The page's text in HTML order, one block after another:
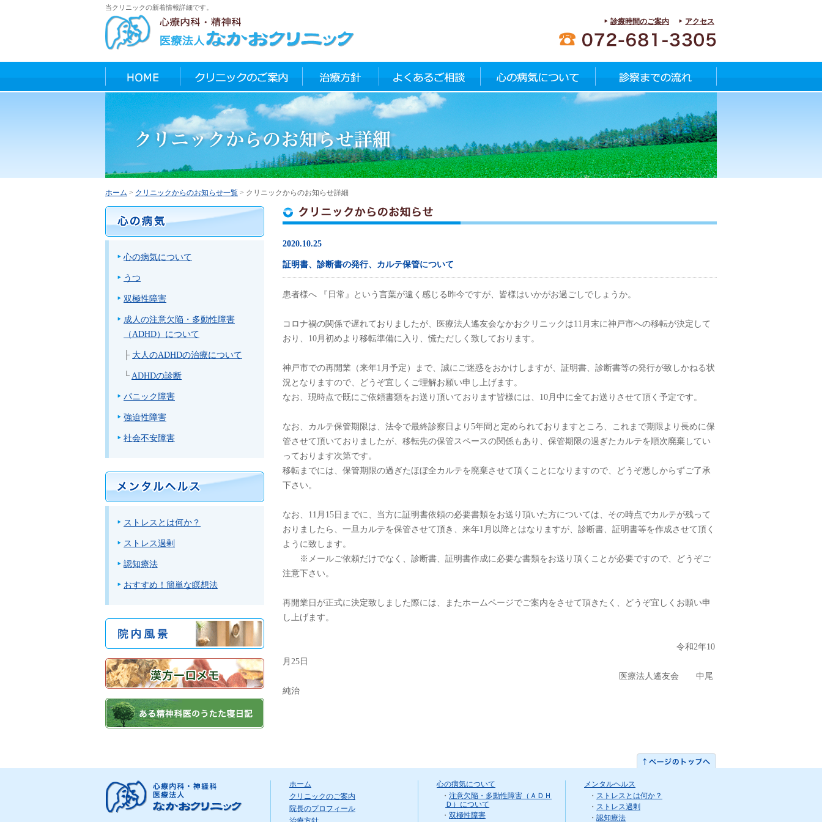
当クリニックの新着情報詳細です。
診療時間のご案内 アクセス
TEL:072-681-3305
ホーム > クリニックからのお知らせ一覧 > クリニックからのお知らせ詳細
心の病気について
うつ
双極性障害
成人の注意欠陥・多動性障害
（ADHD）について
├ 大人のADHDの治療について
└ ADHDの診断
パニック障害
強迫性障害
社会不安障害
ストレスとは何か？
ストレス過剰
認知療法
おすすめ！簡単な瞑想法
2020.10.25
証明書、診断書の発行、カルテ保管について
患者様へ 『日常』という言葉が遠く感じる昨今ですが、皆様はいかがお過ごしでしょうか。
コロナ禍の関係で遅れておりましたが、医療法人遙友会なかおクリニックは11月末に神戸市への移転が決定して
おり、10月初めより移転準備に入り、慌ただしく致しております。
神戸市での再開業（来年1月予定）まで、誠にご迷惑をおかけしますが、証明書、診断書等の発行が致しかねる状
況となりますので、どうぞ宜しくご理解お願い申し上げます。
なお、現時点で既にご依頼書類をお送り頂いております皆様には、10月中に全てお送りさせて頂く予定です。
なお、カルテ保管期限は、法令で最終診察日より5年間と定められておりますところ、これまで期限より長めに保
管させて頂いておりましたが、移転先の保管スペースの関係もあり、保管期限の過ぎたカルテを順次廃棄してい
っております次第です。
移転までには、保管期限の過ぎたほぼ全カルテを廃棄させて頂くことになりますので、どうぞ悪しからずご了承
下さい。
なお、11月15日までに、当方に証明書依頼の必要書類をお送り頂いた方については、その時点でカルテが残って
おりましたら、一旦カルテを保管させて頂き、来年1月以降とはなりますが、診断書、証明書等を作成させて頂く
ように致します。
※メールご依頼だけでなく、診断書、証明書作成に必要な書類をお送り頂くことが必要ですので、どうぞご
注意下さい。
再開業日が正式に決定致しました際には、またホームページでご案内をさせて頂きたく、どうぞ宜しくお願い申
し上げます。
令和2年10
月25日
医療法人遙友会 中尾
純治
ホーム
クリニックのご案内
院長のプロフィール
心の病気について
・ 注意欠陥・多動性障害（ＡＤＨ
Ｄ）について
・ 双極性障害
メンタルヘルス
・ ストレスとは何か？
・ ストレス過剰
・ 認知療法